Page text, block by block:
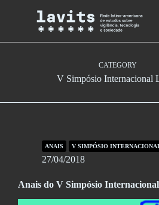
CATEGORY
V Simpósio Internacional
ANAIS V SIMPÓSIO
27/04/2018
Anais do V Simpósio